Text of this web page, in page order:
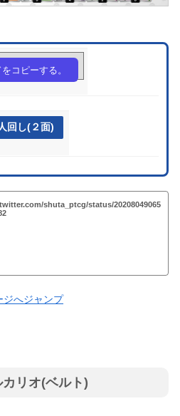
GLEwj6-fFfwb1
コピーする。
回し(２面)
shuta_ptcg/status/20208049065
ジへジャンプ
リオ(ベルト)